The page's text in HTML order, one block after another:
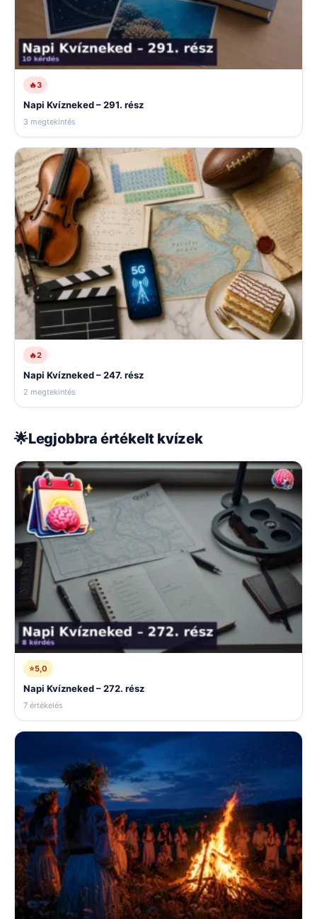
🔥3
Napi Kvízneked – 291. rész
3 megtekintés
🔥2
Napi Kvízneked – 247. rész
2 megtekintés
🌟Legjobbra értékelt kvízek
⭐5,0
Napi Kvízneked – 272. rész
7 értékelés